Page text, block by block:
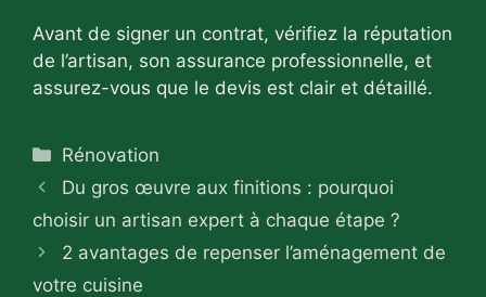
Avant de signer un contrat, vérifiez la réputation
de l’artisan, son assurance professionnelle, et
assurez-vous que le devis est clair et détaillé.
Catégories
Rénovation
Du gros œuvre aux finitions : pourquoi
choisir un artisan expert à chaque étape ?
2 avantages de repenser l’aménagement de
votre cuisine